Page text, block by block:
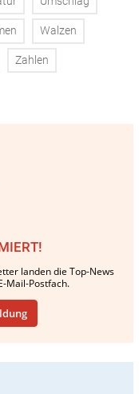
Walzen
Zahlen
landen die Top-News
Mail-Postfach.